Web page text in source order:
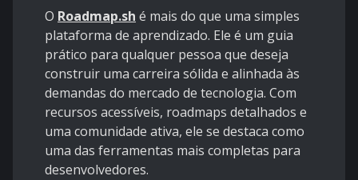
O Roadmap.sh é mais do que uma simples
plataforma de aprendizado. Ele é um guia
prático para qualquer pessoa que deseja
construir uma carreira sólida e alinhada às
demandas do mercado de tecnologia. Com
recursos acessíveis, roadmaps detalhados e
uma comunidade ativa, ele se destaca como
uma das ferramentas mais completas para
desenvolvedores.